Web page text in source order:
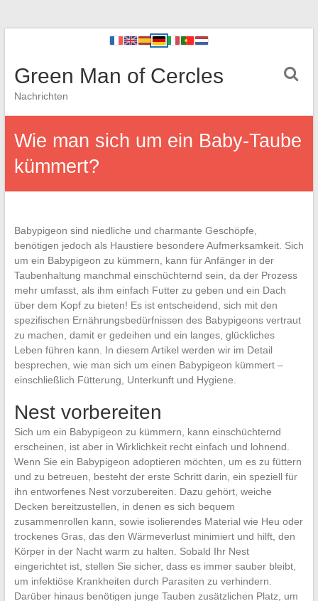
Green Man of Cercles
Nachrichten
Wie man sich um ein Baby-Taube
kümmert?
Babypigeon sind niedliche und charmante Geschöpfe,
benötigen jedoch als Haustiere besondere Aufmerksamkeit. Sich
um ein Babypigeon zu kümmern, kann für Anfänger in der
Taubenhaltung manchmal einschüchternd sein, da der Prozess
mehr umfasst, als ihm einfach Futter zu geben und ein Dach
über dem Kopf zu bieten! Es ist entscheidend, sich mit den
spezifischen Ernährungsbedürfnissen des Babypigeons vertraut
zu machen, damit er gedeihen und ein langes, glückliches
Leben führen kann. In diesem Artikel werden wir im Detail
besprechen, wie man sich um einen Babypigeon kümmert –
einschließlich Fütterung, Unterkunft und Hygiene.
Nest vorbereiten
Sich um ein Babypigeon zu kümmern, kann einschüchternd
erscheinen, ist aber in Wirklichkeit recht einfach und lohnend.
Wenn Sie ein Babypigeon adoptieren möchten, um es zu füttern
und zu betreuen, besteht der erste Schritt darin, ein speziell für
ihn entworfenes Nest vorzubereiten. Dazu gehört, weiche
Decken bereitzustellen, in denen es sich bequem
zusammenrollen kann, sowie isolierendes Material wie Heu oder
trockenes Gras, das den Wärmeverlust minimiert und hilft, den
Körper in der Nacht warm zu halten. Sobald Ihr Nest
eingerichtet ist, stellen Sie sicher, dass es immer sauber bleibt,
um infektiöse Krankheiten durch Parasiten zu verhindern.
Darüber hinaus benötigen junge Tauben zusätzlichen Platz, um